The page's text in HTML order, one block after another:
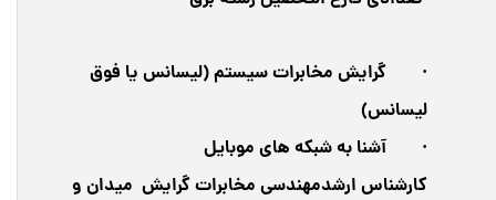
· گرایش مخابرات سیستم (لیسانس یا فوق
لیسانس)
· آشنا به شبکه های موبایل
کارشناس ارشدمهندسی مخابرات گرایش میدان و